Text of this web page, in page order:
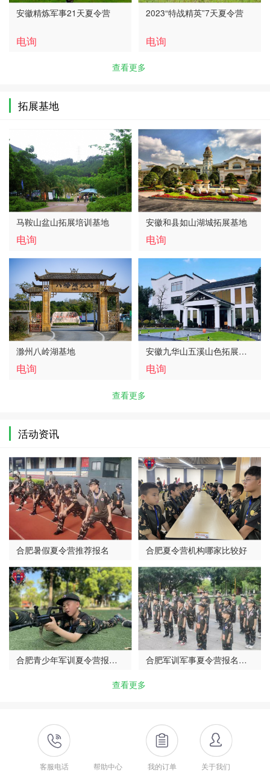
安徽精炼军事21天夏令营
电询
2023“特战精英”7天夏令营
电询
查看更多
拓展基地
马鞍山盆山拓展培训基地
电询
安徽和县如山湖城拓展基地
电询
滁州八岭湖基地
电询
安徽九华山五溪山色拓展基
地
电询
查看更多
活动资讯
合肥暑假夏令营推荐报名 合肥夏令营机构哪家比较好
合肥青少年军训夏令营报名
合肥军训军事夏令营报名电
查看更多
客服电话 帮助中心 我的订单 关于我们